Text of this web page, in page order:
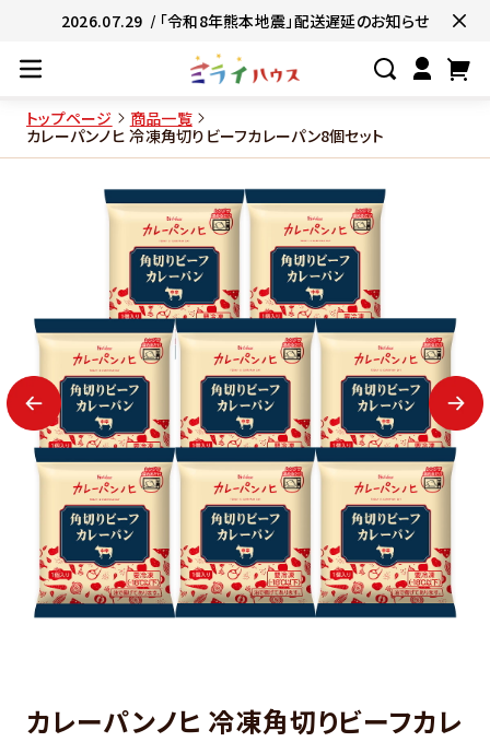
2026.07.29 / 「令和8年熊本地震」配送遅延のお知らせ
#ネコポス対象商品🚚
#簡単便利👍
#お子様と一緒に
#たっぷり満腹😋
トップページ
商品一覧
カレーパンノヒ 冷凍角切りビーフカレーパン8個セット
カレーパンノヒ 冷凍角切りビーフカレ